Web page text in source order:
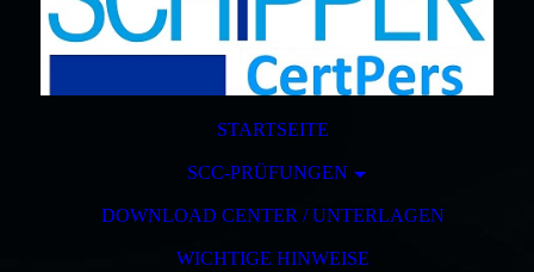
STARTSEITE
SCC-PRÜFUNGEN
DOWNLOAD CENTER / UNTERLAGEN
WICHTIGE HINWEISE